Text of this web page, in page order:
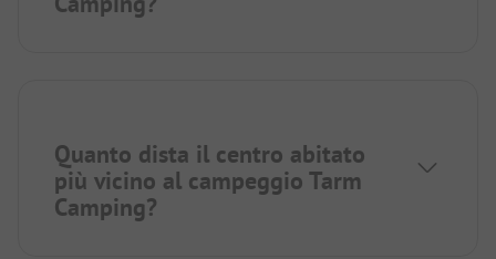
Quanto dista il centro abitato
più vicino al campeggio Tarm
Camping?